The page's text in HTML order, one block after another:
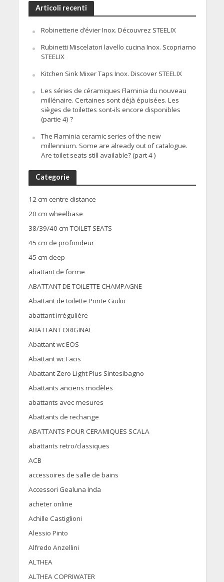
Articoli recenti
Robinetterie d’évier Inox. Découvrez STEELIX
Rubinetti Miscelatori lavello cucina Inox. Scopriamo
STEELIX
Kitchen Sink Mixer Taps Inox. Discover STEELIX
Les séries de céramiques Flaminia du nouveau
millénaire. Certaines sont déjà épuisées. Les
sièges de toilettes sont-ils encore disponibles
(partie 4) ?
The Flaminia ceramic series of the new
millennium. Some are already out of catalogue.
Are toilet seats still available? (part 4 )
Categorie
12 cm centre distance
20 cm wheelbase
38/39/40 cm TOILET SEATS
45 cm de profondeur
45 cm deep
abattant de forme
ABATTANT DE TOILETTE CHAMPAGNE
Abattant de toilette Ponte Giulio
abattant irrégulière
ABATTANT ORIGINAL
Abattant wc EOS
Abattant wc Facis
Abattant Zero Light Plus Sintesibagno
Abattants anciens modèles
abattants avec mesures
Abattants de rechange
ABATTANTS POUR CERAMIQUES SCALA
abattants retro/classiques
ACB
accessoires de salle de bains
Accessori Gealuna Inda
acheter online
Achille Castiglioni
Alessio Pinto
Alfredo Anzellini
ALTHEA
ALTHEA COPRIWATER